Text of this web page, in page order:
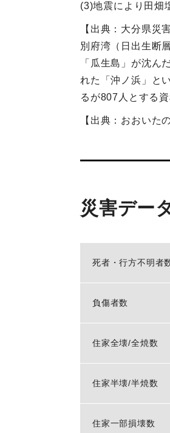
(3)地震により田畑
【出典：大分県災
別府湾（日出生断
「瓜生島」が沈ん
れた「沖ノ浜」と
るが807人とする
【出典：おおいた
災害デー
死者・行方不明者
負傷者数
住家全壊/全焼数
住家半壊/半焼数
住家一部損壊数